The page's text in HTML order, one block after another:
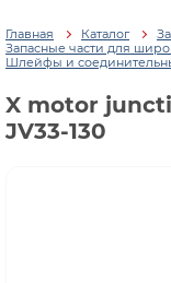
Главная Каталог
Запасные части для
Шлейфы и
X motor
JV33-130